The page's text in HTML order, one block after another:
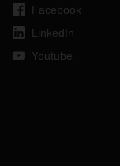
Facebook
LinkedIn
Youtube